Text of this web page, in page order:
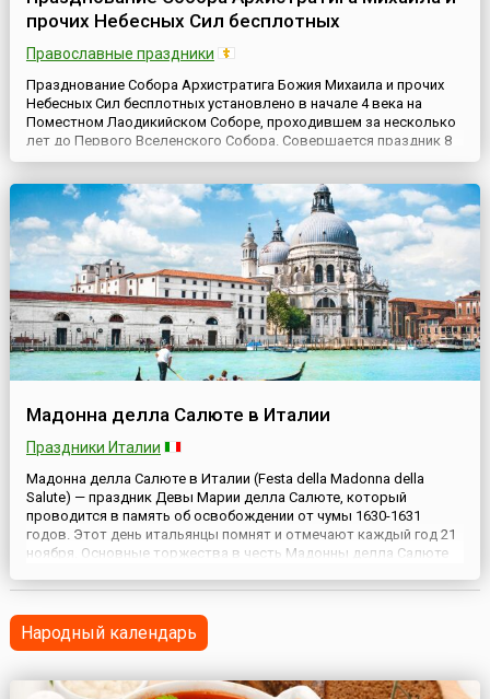
прочих Небесных Сил бесплотных
Православные праздники
Празднование Собора Архистратига Божия Михаила и прочих
Небесных Сил бесплотных установлено в начале 4 века на
Поместном Лаодикийском Соборе, проходившем за несколько
лет до Первого Вселенского Собора. Совершается праздник 8
ноября (21 ноября по новому стилю) — в девятом месяце от
соответствии с числом 9-ти чинов Ангельских. Восьмой же день
месяца у...
Мадонна делла Салюте в Италии
Праздники Италии
Мадонна делла Салюте в Италии (Festa della Madonna della
Salute) — праздник Девы Марии делла Салюте, который
проводится в память об освобождении от чумы 1630-1631
годов. Этот день итальянцы помнят и отмечают каждый год 21
ноября. Основные торжества в честь Мадонны делла Салюте
на берегу большого канала Венеции, который был построен как
Народный календарь